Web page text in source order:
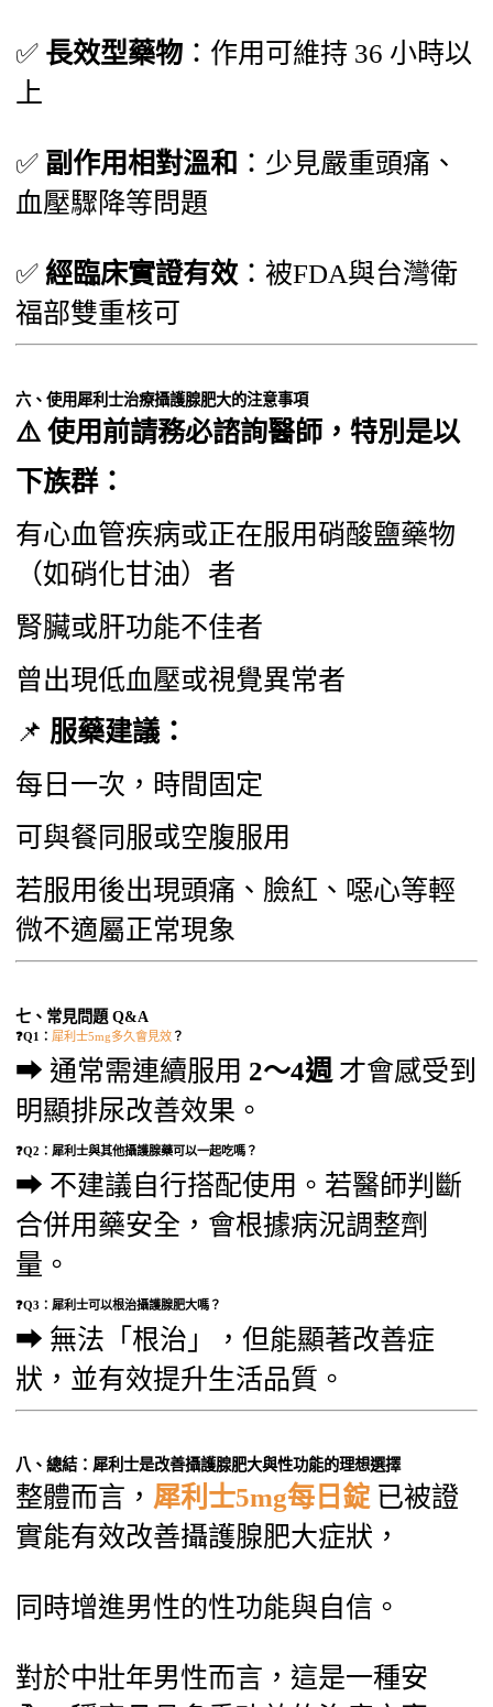
✅ 長效型藥物 ：作用可維持 36 小時以
上
✅ 副作用相對溫和 ：少見嚴重頭痛、
血壓驟降等問題
✅ 經臨床實證有效 ：被FDA與台灣衛
福部雙重核可
六、使用犀利士治療攝護腺肥大的注意事項
⚠️ 使用前請務必諮詢醫師，特別是以
下族群：
有心血管疾病或正在服用硝酸鹽藥物
（如硝化甘油）者
腎臟或肝功能不佳者
曾出現低血壓或視覺異常者
📌 服藥建議：
每日一次，時間固定
可與餐同服或空腹服用
若服用後出現頭痛、臉紅、噁心等輕
微不適屬正常現象
七、常見問題 Q&A
❓Q1： 犀利士5mg多久會見效 ？
➡ 通常需連續服用 2～4週才會感受到
明顯排尿改善效果。
❓Q2：犀利士與其他攝護腺藥可以一起吃嗎？
➡ 不建議自行搭配使用。若醫師判斷
合併用藥安全，會根據病況調整劑
量。
❓Q3：犀利士可以根治攝護腺肥大嗎？
➡ 無法「根治」，但能顯著改善症
狀，並有效提升生活品質。
八、總結：犀利士是改善攝護腺肥大與性功能的理想選擇
整體而言， 犀利士5mg每日錠已被證
實能有效改善攝護腺肥大症狀，
同時增進男性的性功能與自信。
對於中壯年男性而言，這是一種安